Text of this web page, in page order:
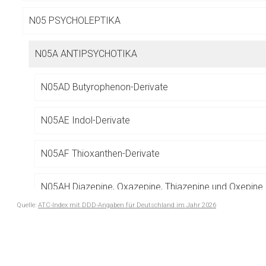
N05 PSYCHOLEPTIKA
N05A ANTIPSYCHOTIKA
N05AD Butyrophenon-Derivate
N05AE Indol-Derivate
N05AF Thioxanthen-Derivate
N05AH Diazepine, Oxazepine, Thiazepine und Oxepine
Quelle: ATC-Index mit DDD-Angaben für Deutschland im Jahr 2026
Betreiber